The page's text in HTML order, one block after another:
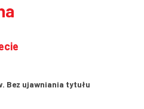
Bez ujawniania tytułu